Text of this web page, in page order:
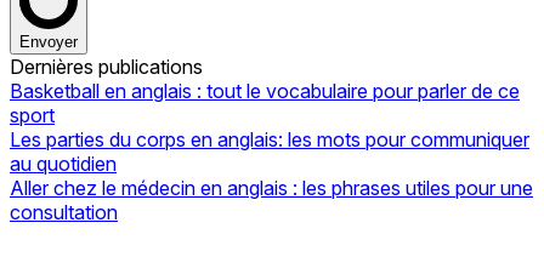
Envoyer
Dernières publications
Basketball en anglais : tout le vocabulaire pour parler de ce
sport
Les parties du corps en anglais: les mots pour communiquer
au quotidien
Aller chez le médecin en anglais : les phrases utiles pour une
consultation